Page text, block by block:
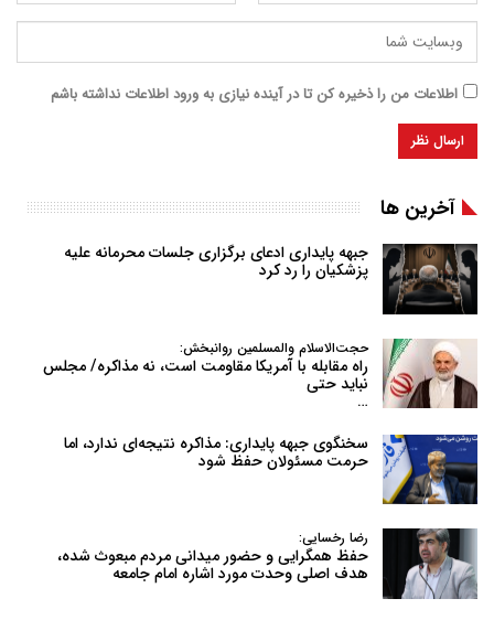
اطلاعات من را ذخیره کن تا در آینده نیازی به ورود اطلاعات نداشته باشم
آخرین ها
جبهه پایداری ادعای برگزاری جلسات محرمانه علیه
پزشکیان را رد کرد
حجت‌الاسلام والمسلمین روانبخش:
راه مقابله با آمریکا مقاومت است، نه مذاکره/ مجلس
نباید حتی
…
سخنگوی جبهه پایداری: مذاکره نتیجه‌ای ندارد، اما
حرمت مسئولان حفظ شود
رضا رخسایی:
حفظ همگرایی و حضور میدانی مردم مبعوث شده،
هدف اصلی وحدت مورد اشاره امام جامعه